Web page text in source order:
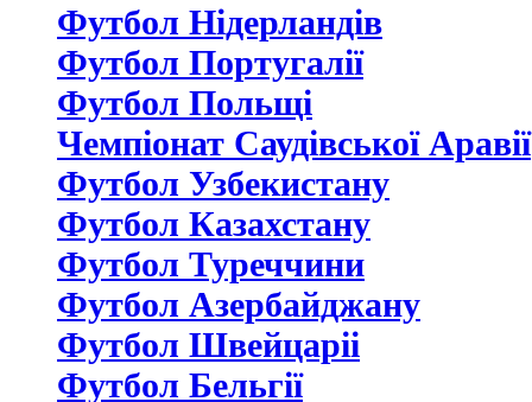
Футбол Нідерландiв
Футбол Португалії
Футбол Польщі
Чемпіонат Саудівської Аравії
Футбол Узбекистану
Футбол Казахстану
Футбол Туреччини
Футбол Азербайджану
Футбол Швейцаріі
Футбол Бельгії